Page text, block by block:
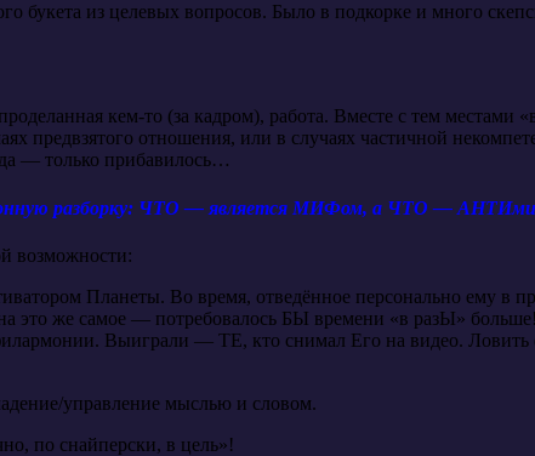
из целевых вопросов. Было в подкорке и много
кем-то (за кадром), работа. Вместе с тем местами
предвзятого отношения, или в случаях частичной
— только прибавилось…
разборку: ЧТО — является МИФом, а ЧТО —
возможности:
Планеты. Во время, отведённое персонально ему в
же самое — потребовалось БЫ времени «в разЫ»
Выиграли — ТЕ, кто снимал Его на видео.
управление мыслью и словом.
по снайперски, в цель»!